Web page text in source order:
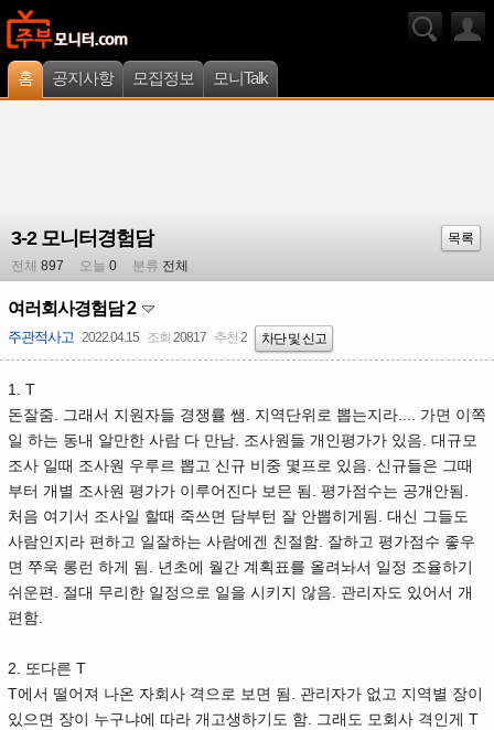
홈 공지사항 모집정보 모니Talk
3-2 모니터경험담
목록
전체 897 오늘 0 분류 전체
여러회사경험담 2
주관적사고 2022.04.15 조회 20817 추천 2 차단 및 신고
1. T
돈잘줌. 그래서 지원자들 경쟁률 쌤. 지역단위로 뽑는지라.... 가면 이쪽
일 하는 동내 알만한 사람 다 만남. 조사원들 개인평가가 있음. 대규모
조사 일때 조사원 우루르 뽑고 신규 비중 몇프로 있음. 신규들은 그때
부터 개별 조사원 평가가 이루어진다 보믄 됨. 평가점수는 공개안됨.
처음 여기서 조사일 할때 죽쓰면 담부턴 잘 안뽑히게됨. 대신 그들도
사람인지라 편하고 일잘하는 사람에겐 친절함. 잘하고 평가점수 좋우
면 쭈욱 롱런 하게 됨. 년초에 월간 계획표를 올려놔서 일정 조율하기
쉬운편. 절대 무리한 일정으로 일을 시키지 않음. 관리자도 있어서 개
편함.
2. 또다른 T
T에서 떨어져 나온 자회사 격으로 보면 됨. 관리자가 없고 지역별 장이
있으면 장이 누구냐에 따라 개고생하기도 함. 그래도 모회사 격인게 T